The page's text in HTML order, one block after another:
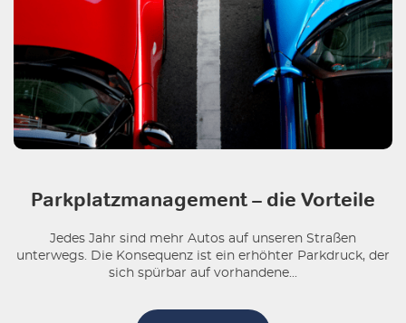
Parkplatzmanagement – die Vorteile
Jedes Jahr sind mehr Autos auf unseren Straßen
unterwegs. Die Konsequenz ist ein erhöhter Parkdruck, der
sich spürbar auf vorhandene...